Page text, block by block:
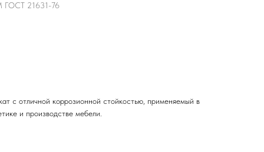
21631-76
с отличной коррозионной стойкостью, применяемый в
и производстве мебели.